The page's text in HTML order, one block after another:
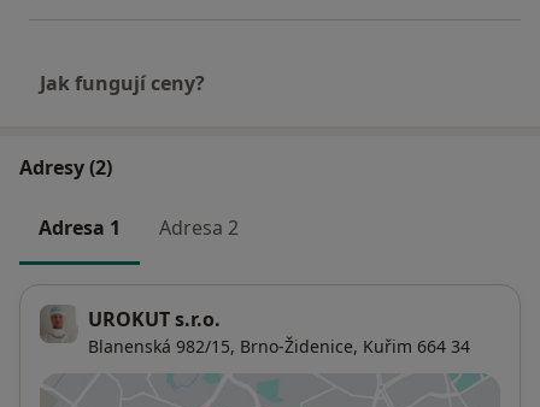
Jak fungují ceny?
Adresy (2)
Adresa 1 Adresa 2
UROKUT s.r.o.
Blanenská 982/15, Brno-Židenice, Kuřim 664 34